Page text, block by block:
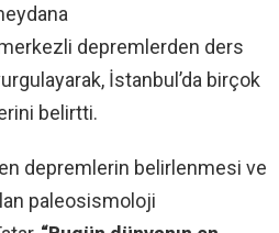
depremlerden ders
İstanbul’da birçok
belirtti.
depremlerin belirlenmesi ve
paleosismoloji